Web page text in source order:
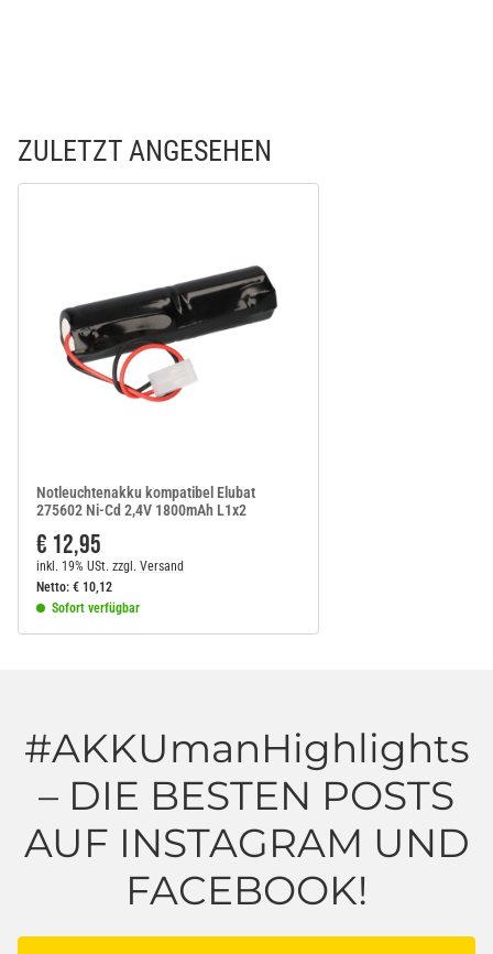
ZULETZT ANGESEHEN
Notleuchtenakku kompatibel Elubat
275602 Ni-Cd 2,4V 1800mAh L1x2
€ 12,95
inkl. 19% USt. zzgl. Versand
Netto: € 10,12
Sofort verfügbar
#AKKUmanHighlights
– DIE BESTEN POSTS
AUF INSTAGRAM UND
FACEBOOK!